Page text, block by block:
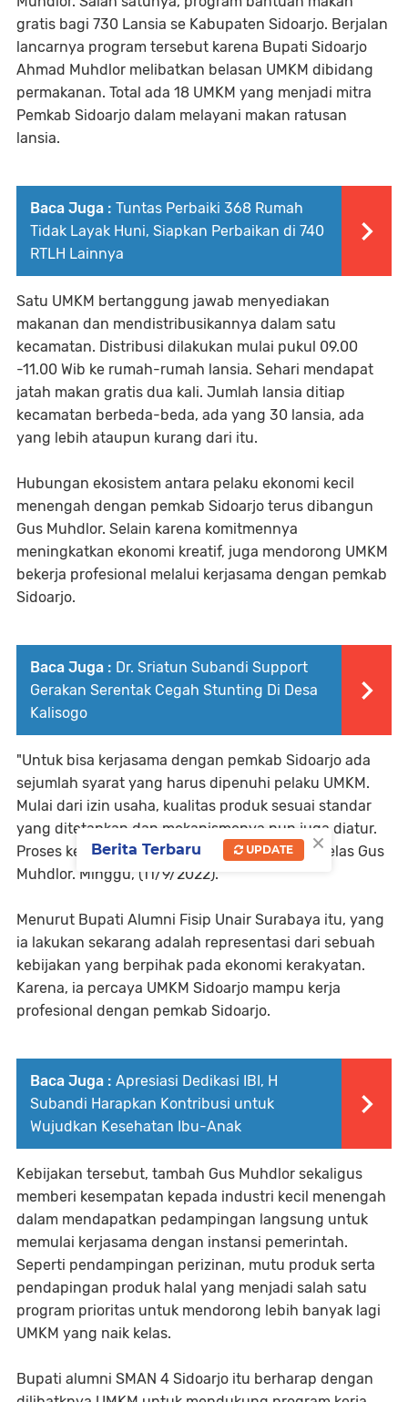
gratis bagi 730 Lansia se Kabupaten Sidoarjo. Berjalan
lancarnya program tersebut karena Bupati Sidoarjo
Ahmad Muhdlor melibatkan belasan UMKM dibidang
permakanan. Total ada 18 UMKM yang menjadi mitra
Pemkab Sidoarjo dalam melayani makan ratusan
lansia.
Baca Juga : Tuntas Perbaiki 368 Rumah
Tidak Layak Huni, Siapkan Perbaikan di 740
RTLH Lainnya
Satu UMKM bertanggung jawab menyediakan
makanan dan mendistribusikannya dalam satu
kecamatan. Distribusi dilakukan mulai pukul 09.00
-11.00 Wib ke rumah-rumah lansia. Sehari mendapat
jatah makan gratis dua kali. Jumlah lansia ditiap
kecamatan berbeda-beda, ada yang 30 lansia, ada
yang lebih ataupun kurang dari itu.
Hubungan ekosistem antara pelaku ekonomi kecil
menengah dengan pemkab Sidoarjo terus dibangun
Gus Muhdlor. Selain karena komitmennya
meningkatkan ekonomi kreatif, juga mendorong UMKM
bekerja profesional melalui kerjasama dengan pemkab
Sidoarjo.
Baca Juga : Dr. Sriatun Subandi Support
Gerakan Serentak Cegah Stunting Di Desa
Kalisogo
"Untuk bisa kerjasama dengan pemkab Sidoarjo ada
sejumlah syarat yang harus dipenuhi pelaku UMKM.
Mulai dari izin usaha, kualitas produk sesuai standar
yang ditetapkan dan mekanismenya pun juga diatur.
Proses kerjasamanya juga melalui e katalog," jelas Gus
Muhdlor. Minggu, (11/9/2022).
Menurut Bupati Alumni Fisip Unair Surabaya itu, yang
ia lakukan sekarang adalah representasi dari sebuah
kebijakan yang berpihak pada ekonomi kerakyatan.
Karena, ia percaya UMKM Sidoarjo mampu kerja
profesional dengan pemkab Sidoarjo.
Baca Juga : Apresiasi Dedikasi IBI, H
Subandi Harapkan Kontribusi untuk
Wujudkan Kesehatan Ibu-Anak
Kebijakan tersebut, tambah Gus Muhdlor sekaligus
memberi kesempatan kepada industri kecil menengah
dalam mendapatkan pedampingan langsung untuk
memulai kerjasama dengan instansi pemerintah.
Seperti pendampingan perizinan, mutu produk serta
pendapingan produk halal yang menjadi salah satu
program prioritas untuk mendorong lebih banyak lagi
UMKM yang naik kelas.
Bupati alumni SMAN 4 Sidoarjo itu berharap dengan
×
Berita Terbaru UPDATE